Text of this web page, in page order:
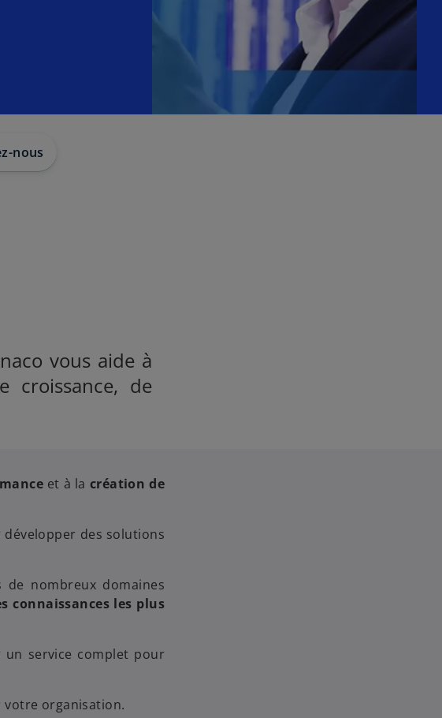
nous
vous aide à
croissance, de
et à la création de
développer des solutions
de nombreux domaines
connaissances les plus
un service complet pour
organisation.